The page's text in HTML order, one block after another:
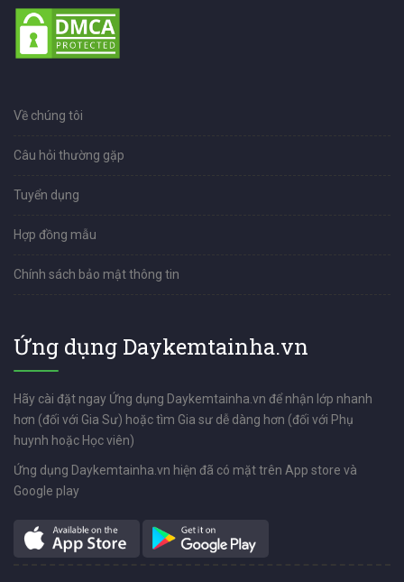
Về chúng tôi
Câu hỏi thường gặp
Tuyển dụng
Hợp đồng mẫu
Chính sách bảo mật thông tin
Ứng dụng Daykemtainha.vn
Hãy cài đặt ngay Ứng dụng Daykemtainha.vn để nhận lớp nhanh
hơn (đối với Gia Sư) hoặc tìm Gia sư dễ dàng hơn (đối với Phụ
huynh hoặc Học viên)
Ứng dụng Daykemtainha.vn hiện đã có mặt trên App store và
Google play